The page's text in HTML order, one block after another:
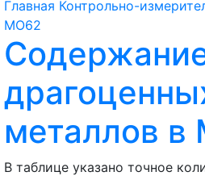
Главная Контрольно-
МО62
металлов
В таблице указано точное